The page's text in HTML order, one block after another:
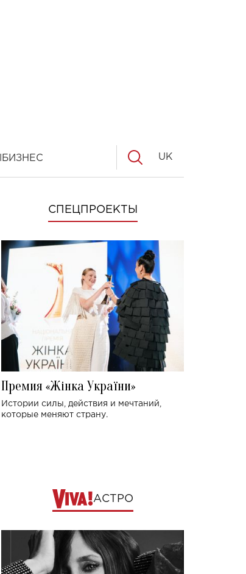
БИЗНЕС UK
СПЕЦПРОЕКТЫ
Премия «Жінка України»
Истории силы, действия и мечтаний,
которые меняют страну.
АСТРО